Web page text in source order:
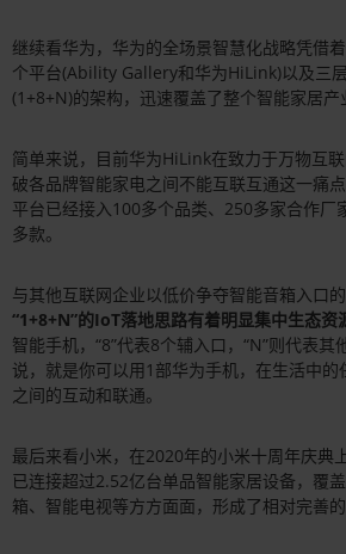
继续看华为，华为的全场景智慧化战略凭借
个平台(Ability Gallery和华为HiLink)以及三
(1+8+N)的架构，迅速覆盖了整个智能家居产
简单来说，目前华为HiLink在致力于万物互
破各品牌智能家电之间不能互联互通这一痛
平台已经接入100多个品类、250多家合作厂
多款。
与其他互联网企业以低价争夺智能音箱入口的
“1+8+N”的IoT落地思路有着明显集中生态资
智能手机，“8”代表8个辅入口，“N”则代表其
说，就是你可以用1部华为手机，在生活中
之间的互动和联通。
最后来看小米，在2020年的小米十周年庆典
已连接超过2.52亿台单品智能家居设备，覆
箱、智能电视等方方面面，形成了相对完善的